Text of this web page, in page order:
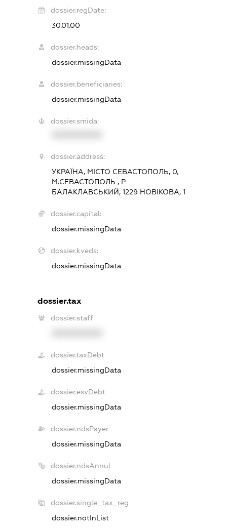
dossier.regDate:
30.01.00
dossier.heads:
dossier.missingData
dossier.beneficiaries:
dossier.missingData
dossier.smida:
dossier.address:
УКРАЇНА, МІСТО СЕВАСТОПОЛЬ, 0,
М.СЕВАСТОПОЛЬ , Р
БАЛАКЛАВСЬКИЙ, 1229 НОВІКОВА, 1
dossier.capital:
dossier.missingData
dossier.kveds:
dossier.missingData
dossier.tax
dossier.staff
dossier.taxDebt
dossier.missingData
dossier.esvDebt
dossier.missingData
dossier.ndsPayer
dossier.missingData
dossier.ndsAnnul
dossier.missingData
dossier.single_tax_reg
dossier.notInList